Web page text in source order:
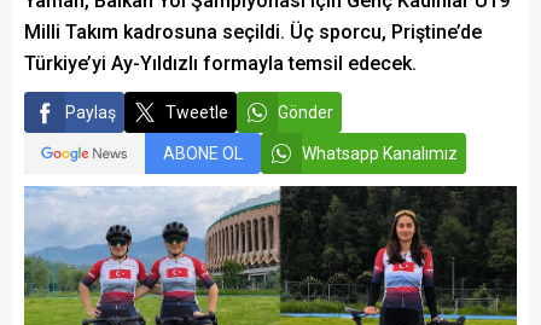
Milli Takım kadrosuna seçildi. Üç sporcu, Priştine’de
Türkiye’yi Ay-Yıldızlı formayla temsil edecek.
Paylaş Tweetle Gönder
ABONE OL Whatsapp Kanalımız